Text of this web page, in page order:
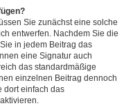
Sie zunächst eine solche
entwerfen. Nachdem Sie die
in jedem Beitrag das
eine Signatur auch
das standardmäßige
einzelnen Beitrag dennoch
dort einfach das